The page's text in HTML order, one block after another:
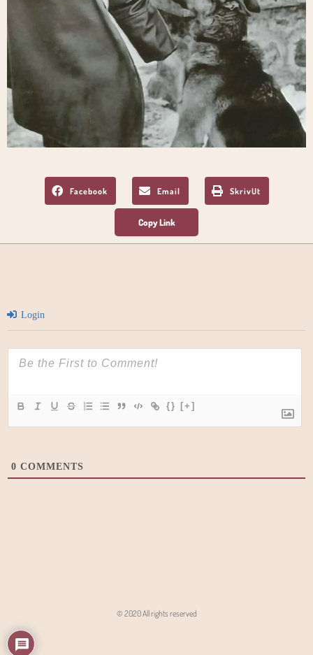
Facebook Email SkrivUt
Login
{} [+]
0 COMMENTS
© 2020 All rights reserved